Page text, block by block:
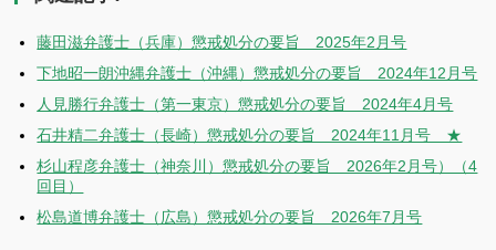
藤田滋弁護士（兵庫）懲戒処分の要旨 2025年2月号
下地昭一朗沖縄弁護士（沖縄）懲戒処分の要旨 2024年12月号
人見勝行弁護士（第一東京）懲戒処分の要旨 2024年4月号
石井精二弁護士（長崎）懲戒処分の要旨 2024年11月号 ★
杉山程彦弁護士（神奈川）懲戒処分の要旨 2026年2月号）（4
回目）
松島道博弁護士（広島）懲戒処分の要旨 2026年7月号